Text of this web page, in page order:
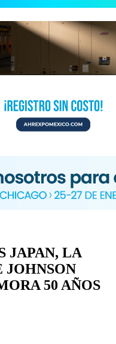
JAPAN, LA
JOHNSON
50 AÑOS